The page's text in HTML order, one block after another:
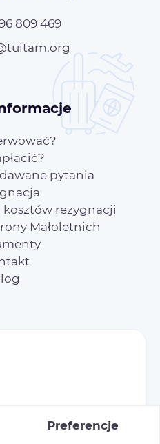
809 469
pytania
rezygnacji
Małoletnich
Preferencje